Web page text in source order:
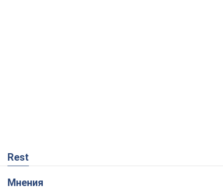
Rest
Мнения